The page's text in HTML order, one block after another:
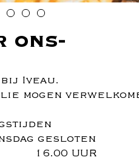
ons
Iveau.
mogen
gesloten
16.00 UUR